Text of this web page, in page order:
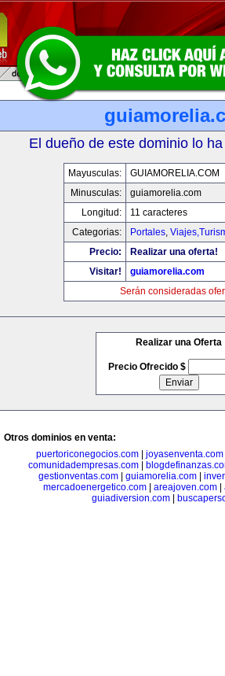
El dueño de este dominio lo
Mayusculas:
GUIAMORELIA.COM
Minusculas:
guiamorelia.com
Longitud:
11 caracteres
Categorias:
Portales,
Precio:
Realizar una oferta!
Visitar!
guiamorelia.com
Serán consideradas
Realizar una Oferta
Precio Ofrecido $
Otros dominios en venta:
puertoriconegocios.com
joyasenventa.com
comunidadempresas.com|
gestionventas.com| guiamorelia.com|
mercadoenergetico.com| areajoven.com|
guiadiversion.com